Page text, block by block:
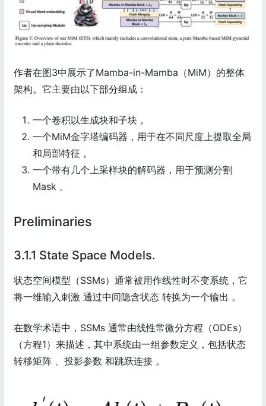
作者在图3中展示了Mamba-in-Mamba（MiM）的整体
架构。它主要由以下部分组成：
一个卷积以生成块和子块，
一个MiM金字塔编码器，用于在不同尺度上提取全局
和局部特征，
一个带有几个上采样块的解码器，用于预测分割
Mask 。
Preliminaries
3.1.1 State Space Models.
状态空间模型（SSMs）通常被用作线性时不变系统，它
将一维输入刺激 通过中间隐含状态 转换为一个输出 。
在数学术语中，SSMs 通常由线性常微分方程（ODEs）
（方程1）来描述，其中系统由一组参数定义，包括状态
转移矩阵 、投影参数 和跳跃连接 。